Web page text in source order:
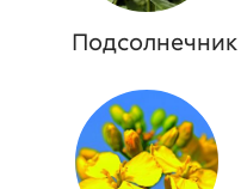
Подсолнечник